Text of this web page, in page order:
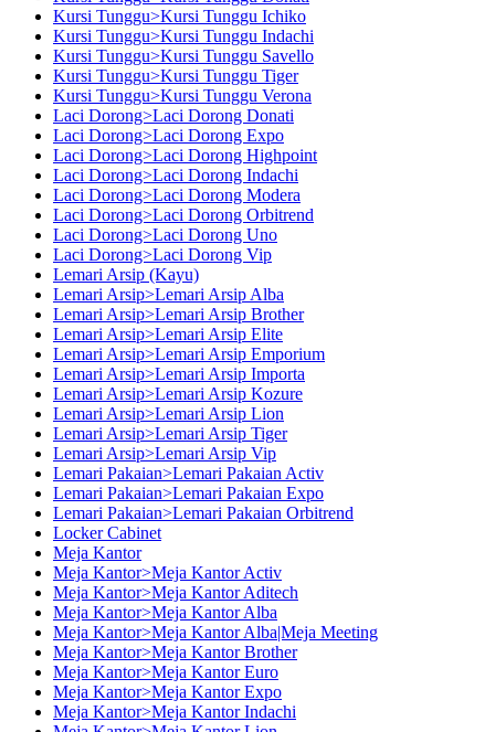
Kursi Tunggu>Kursi Tunggu Ichiko
Kursi Tunggu>Kursi Tunggu Indachi
Kursi Tunggu>Kursi Tunggu Savello
Kursi Tunggu>Kursi Tunggu Tiger
Kursi Tunggu>Kursi Tunggu Verona
Laci Dorong>Laci Dorong Donati
Laci Dorong>Laci Dorong Expo
Laci Dorong>Laci Dorong Highpoint
Laci Dorong>Laci Dorong Indachi
Laci Dorong>Laci Dorong Modera
Laci Dorong>Laci Dorong Orbitrend
Laci Dorong>Laci Dorong Uno
Laci Dorong>Laci Dorong Vip
Lemari Arsip (Kayu)
Lemari Arsip>Lemari Arsip Alba
Lemari Arsip>Lemari Arsip Brother
Lemari Arsip>Lemari Arsip Elite
Lemari Arsip>Lemari Arsip Emporium
Lemari Arsip>Lemari Arsip Importa
Lemari Arsip>Lemari Arsip Kozure
Lemari Arsip>Lemari Arsip Lion
Lemari Arsip>Lemari Arsip Tiger
Lemari Arsip>Lemari Arsip Vip
Lemari Pakaian>Lemari Pakaian Activ
Lemari Pakaian>Lemari Pakaian Expo
Lemari Pakaian>Lemari Pakaian Orbitrend
Locker Cabinet
Meja Kantor
Meja Kantor>Meja Kantor Activ
Meja Kantor>Meja Kantor Aditech
Meja Kantor>Meja Kantor Alba
Meja Kantor>Meja Kantor Alba|Meja Meeting
Meja Kantor>Meja Kantor Brother
Meja Kantor>Meja Kantor Euro
Meja Kantor>Meja Kantor Expo
Meja Kantor>Meja Kantor Indachi